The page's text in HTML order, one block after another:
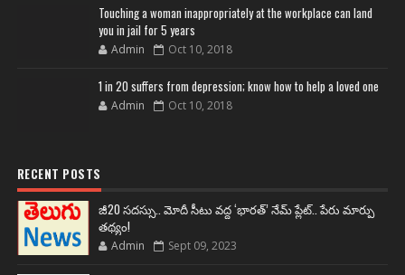
Touching a woman inappropriately at the workplace can land
you in jail for 5 years
Admin Oct 10, 2018
1 in 20 suffers from depression; know how to help a loved one
Admin Oct 10, 2018
RECENT POSTS
జీ20 సదస్సు.. మోదీ సీటు వద్ద ‘భారత్’ నేమ్ ప్లేట్‌.. పేరు మార్పు
తథ్యం!
Admin Sept 09, 2023